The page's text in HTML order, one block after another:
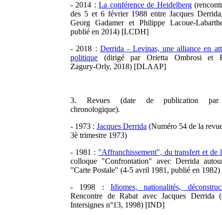
- 2014 :La conférence de Heidelberg
des 5 et 6 février 1988 entre Jacques
Georg Gadamer et Philippe Lacoue-
publié en 2014) [LCDH]
- 2018 : Derrida - Levinas, une alliance en
politique (dirigé par Orietta Ombrosi et
Zagury-Orly, 2018) [DLAAP]
3. Revues (date de publication par
chronologique).
- 1973 : Jacques Derrida (Numéro 54 de la
3è trimestre 1973)
- 1981 : "Affranchissement", du transfert et de
colloque "Confrontation" avec Derrida
"Carte Postale" (4-5 avril 1981, publié en
- 1998 : Idiomes, nationalités,
Rencontre de Rabat avec Jacques Derrida
Intersignes n°13, 1998) [IND]